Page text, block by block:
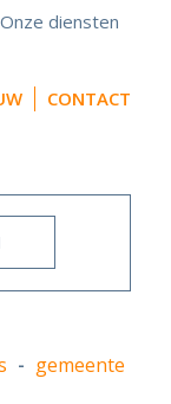
Onze diensten
CONTACT
- gemeente